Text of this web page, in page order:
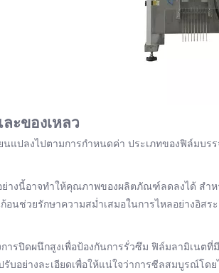
ะของเหลว
แปลงไปตามการกำหนดค่า ประเภทของฟิล์มบ
ย่างนี้อาจทำให้คุณภาพของผลิตภัณฑ์ลดลงได้
อนช่วยรักษาความสม่ำเสมอในการไหลอย่างอิส
ปิดผนึกสูงเพื่อป้องกันการรั่วซึม ฟิล์มลามิเนตที่
บอย่างละเอียดเพื่อให้แน่ใจว่าการซีลสมบูรณ์โ